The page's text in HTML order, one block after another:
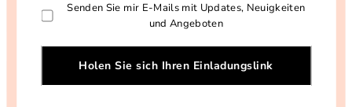
Senden Sie mir E-Mails mit Updates, Neuigkeiten
und Angeboten
Holen Sie sich Ihren Einladungslink